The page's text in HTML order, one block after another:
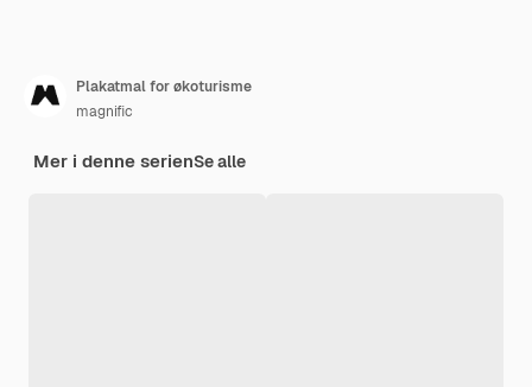
Plakatmal for økoturisme
magnific
Mer i denne serienSe alle